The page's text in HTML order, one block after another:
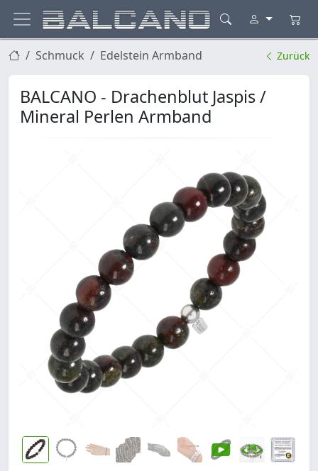
Schmuck Edelstein Armband Zurück
BALCANO - Drachenblut Jaspis /
Mineral Perlen Armband